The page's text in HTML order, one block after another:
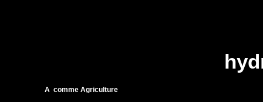
A comme Agriculture